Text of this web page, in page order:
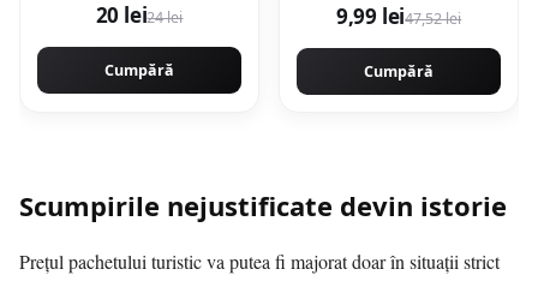
20 lei24 lei
Cumpără
9,99 lei47,52 lei
Cumpără
Scumpirile nejustificate devin istorie
Prețul pachetului turistic va putea fi majorat doar în situații strict